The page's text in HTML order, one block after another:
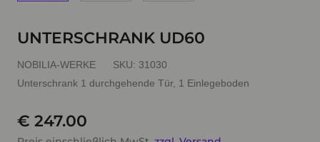
UNTERSCHRANK UD60
NOBILIA-WERKE SKU: 31030
Unterschrank 1 durchgehende Tür, 1 Einlegeboden
€ 247.00